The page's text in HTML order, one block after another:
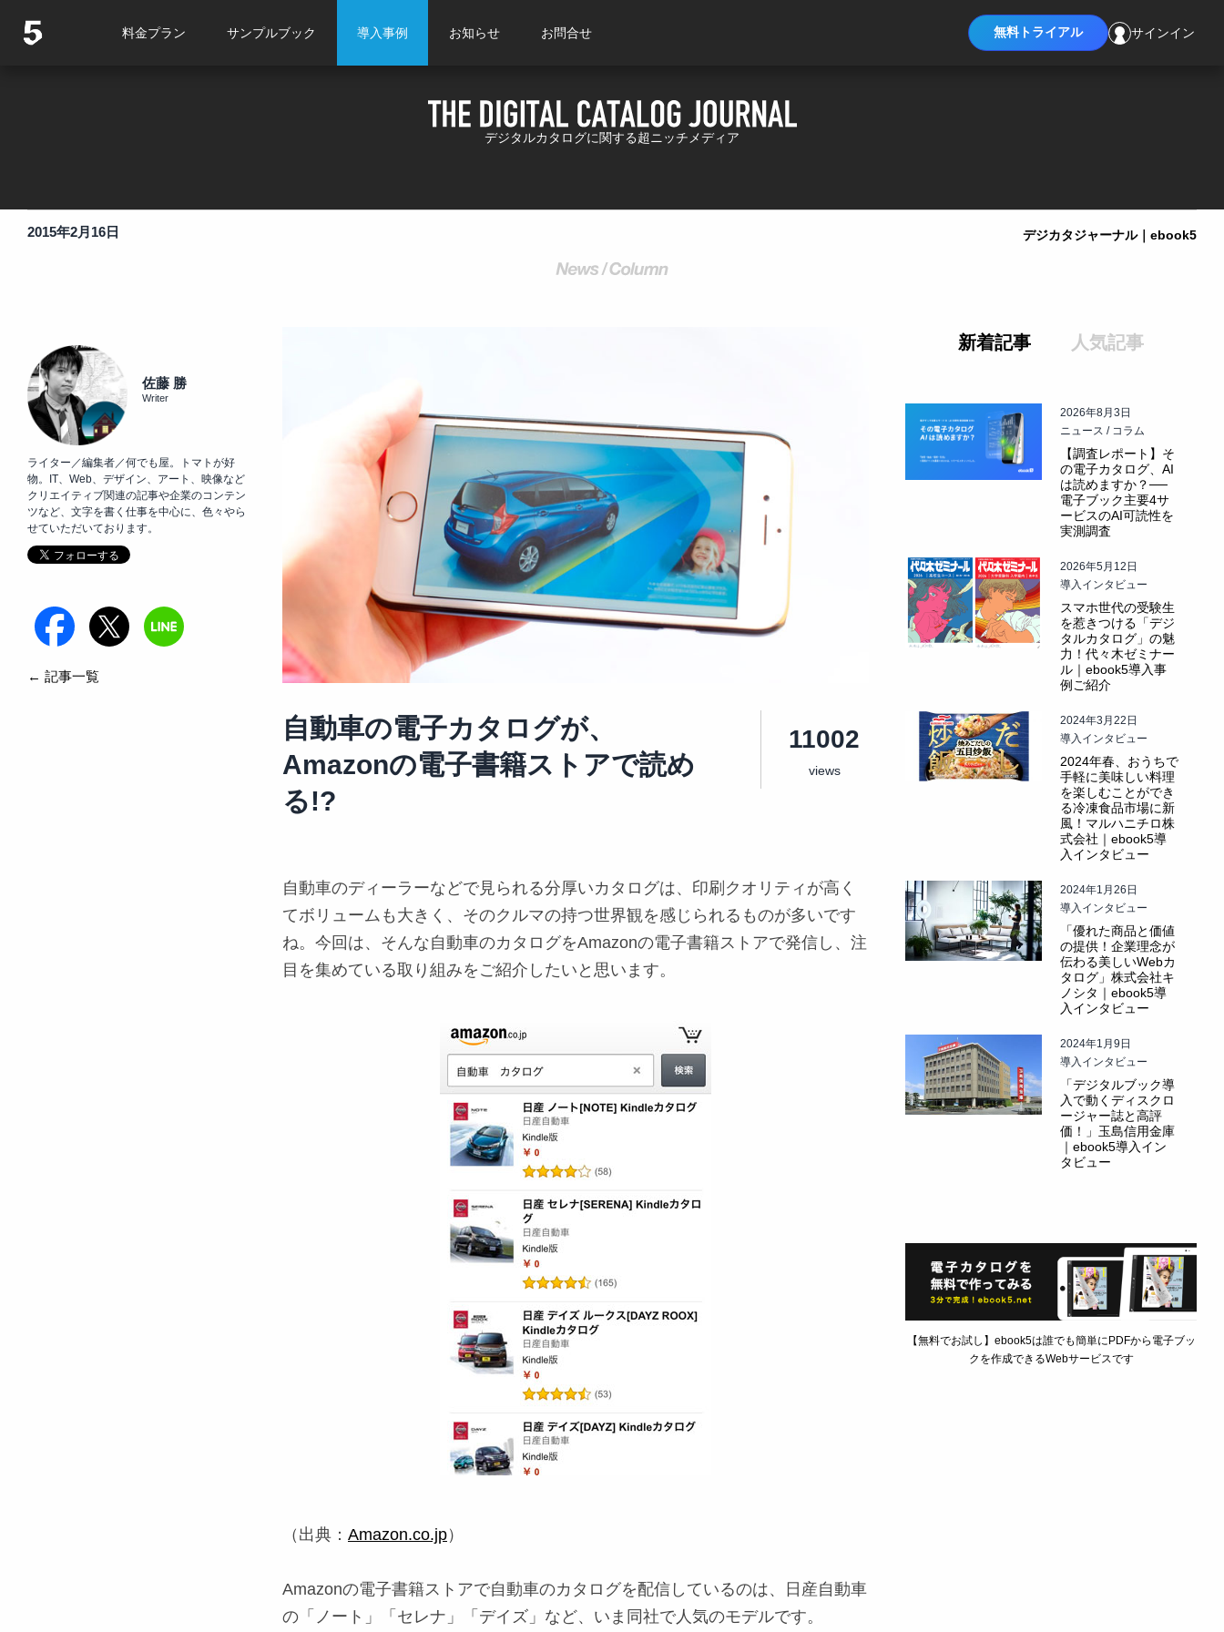
料金プラン サンプルブック 導入事例 お知らせ お問合せ 無料トライアル サインイン
デジタルカタログに関する超ニッチメディア
2015年2月16日 デジカタジャーナル｜ebook5
自動車の電子カタログが、
Amazonの電子書籍ストアで読め
る!?
11002
views
自動車のディーラーなどで見られる分厚いカタログは、印刷クオリティが高く
てボリュームも大きく、そのクルマの持つ世界観を感じられるものが多いです
ね。今回は、そんな自動車のカタログをAmazonの電子書籍ストアで発信し、注
目を集めている取り組みをご紹介したいと思います。
（出典： Amazon.co.jp）
Amazonの電子書籍ストアで自動車のカタログを配信しているのは、日産自動車
の「ノート」「セレナ」「デイズ」など、いま同社で人気のモデルです。
佐藤 勝
Writer
ライター／編集者／何でも屋。トマトが好
物。IT、Web、デザイン、アート、映像など
クリエイティブ関連の記事や企業のコンテン
ツなど、文字を書く仕事を中心に、色々やら
せていただいております。
← 記事一覧
新着記事 人気記事
2026年8月3日
ニュース / コラム
【調査レポート】そ
の電子カタログ、AI
は読めますか？──
電子ブック主要4サ
ービスのAI可読性を
実測調査
2026年5月12日
導入インタビュー
スマホ世代の受験生
を惹きつける「デジ
タルカタログ」の魅
力！代々木ゼミナー
ル｜ebook5導入事
例ご紹介
2024年3月22日
導入インタビュー
2024年春、おうちで
手軽に美味しい料理
を楽しむことができ
る冷凍食品市場に新
風！マルハニチロ株
式会社｜ebook5導
入インタビュー
2024年1月26日
導入インタビュー
「優れた商品と価値
の提供！企業理念が
伝わる美しいWebカ
タログ」株式会社キ
ノシタ｜ebook5導
入インタビュー
2024年1月9日
導入インタビュー
「デジタルブック導
入で動くディスクロ
ージャー誌と高評
価！」玉島信用金庫
｜ebook5導入イン
タビュー
【無料でお試し】ebook5は誰でも簡単にPDFから電子ブッ
クを作成できるWebサービスです